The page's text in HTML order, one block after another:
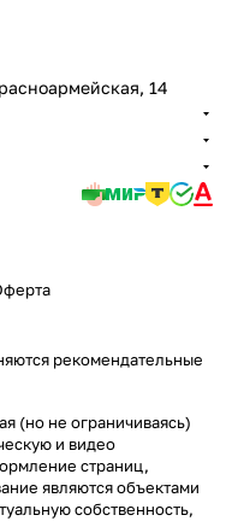
14
рекомендательные
(но не ограничиваясь)
и видео
страниц,
являются объектами
собственность,